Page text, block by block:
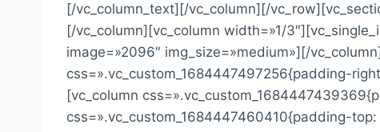
[/vc_column_text][/vc_column][/
[/vc_column][vc_column width=»1/
image=»2096″ img_size=»medium»][/
css=».vc_custom_1684447497256{padding-
[vc_column
css=».vc_custom_1684447460410{padding-